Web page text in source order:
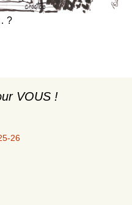
?
VOUS !
26